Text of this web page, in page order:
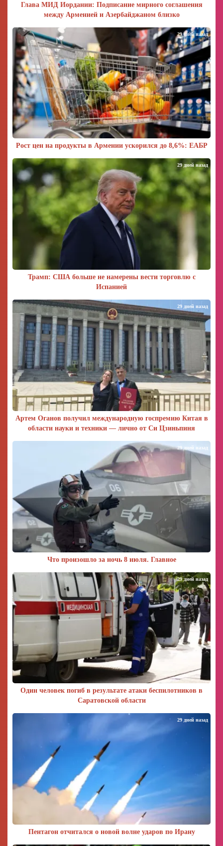
Глава МИД Иордании: Подписание мирного соглашения
между Арменией и Азербайджаном близко
Рост цен на продукты в Армении ускорился до 8,6%: ЕАБР
29 дней назад
Трамп: США больше не намерены вести торговлю с
Испанией
29 дней назад
Артем Оганов получил международную госпремию Китая в
области науки и техники — лично от Си Цзиньпиня
29 дней назад
Что произошло за ночь 8 июля. Главное
29 дней назад
Один человек погиб в результате атаки беспилотников в
Саратовской области
29 дней назад
Пентагон отчитался о новой волне ударов по Ирану
29 дней назад